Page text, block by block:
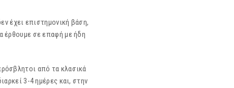
έχει επιστηµονική βάση,
έρθουµε σε επαφή µε ήδη
από τα κλασικά
3-4 ηµέρες και, στην